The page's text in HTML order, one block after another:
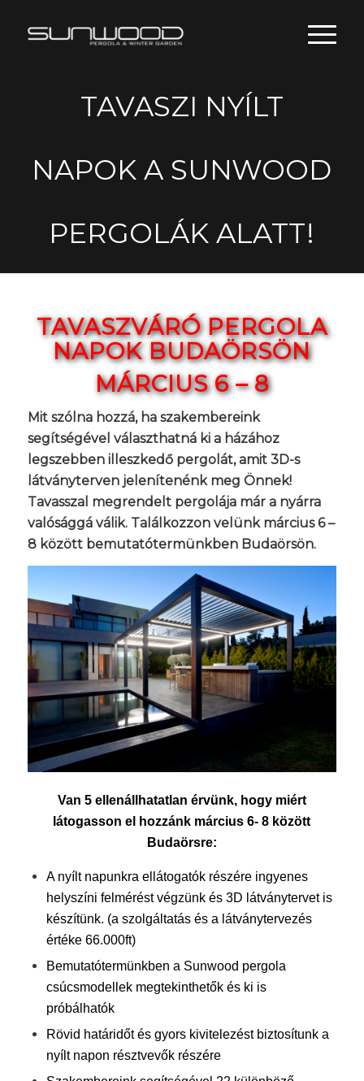
TAVASZI NYÍLT
NAPOK A SUNWOOD
PERGOLÁK ALATT!
TAVASZVÁRÓ PERGOLA
NAPOK BUDAÖRSÖN
MÁRCIUS 6 – 8
Mit szólna hozzá, ha szakembereink
segítségével választhatná ki a házához
legszebben illeszkedő pergolát, amit 3D-s
látványterven jelenítenénk meg Önnek!
Tavasszal megrendelt pergolája már a nyárra
valósággá válik. Találkozzon velünk március 6 –
8 között bemutatótermünkben Budaörsön.
Van 5 ellenállhatatlan érvünk, hogy miért
látogasson el hozzánk március 6- 8 között
Budaörsre:
A nyílt napunkra ellátogatók részére ingyenes
helyszíni felmérést végzünk és 3D látványtervet is
készítünk. (a szolgáltatás és a látványtervezés
értéke 66.000ft)
Bemutatótermünkben a Sunwood pergola
csúcsmodellek megtekinthetők és ki is
próbálhatók
Rövid határidőt és gyors kivitelezést biztosítunk a
nyílt napon résztvevők részére